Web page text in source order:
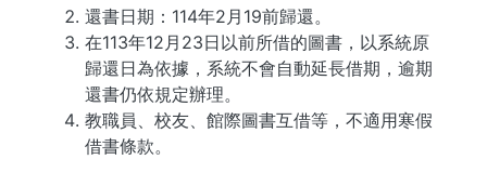
還書日期：114年2月19前歸還。
在113年12月23日以前所借的圖書，以系統原
歸還日為依據，系統不會自動延長借期，逾期
還書仍依規定辦理。
教職員、校友、館際圖書互借等，不適用寒假
借書條款。